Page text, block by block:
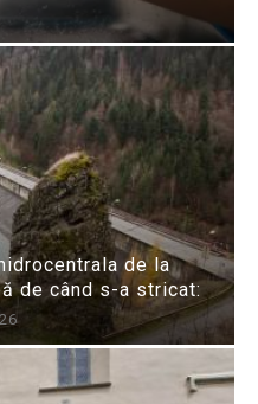
de la
de când s-a stricat: